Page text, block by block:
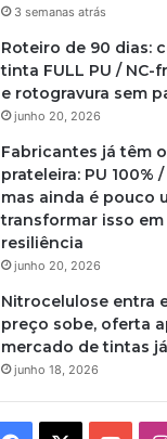
3 semanas atrás
Roteiro de 90 dias:
tinta FULL PU / NC-
e rotogravura sem
junho 20, 2026
Fabricantes já têm
prateleira: PU 100%
mas ainda é pouco
transformar isso
resiliência
junho 20, 2026
Nitrocelulose entra
preço sobe, oferta
mercado de tintas
junho 18, 2026